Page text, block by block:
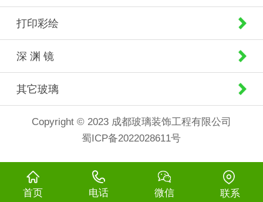
打印彩绘
深 渊 镜
其它玻璃
Copyright © 2023 成都玻璃装饰工程有限公司
蜀ICP备2022028611号
首页 电话 微信 联系